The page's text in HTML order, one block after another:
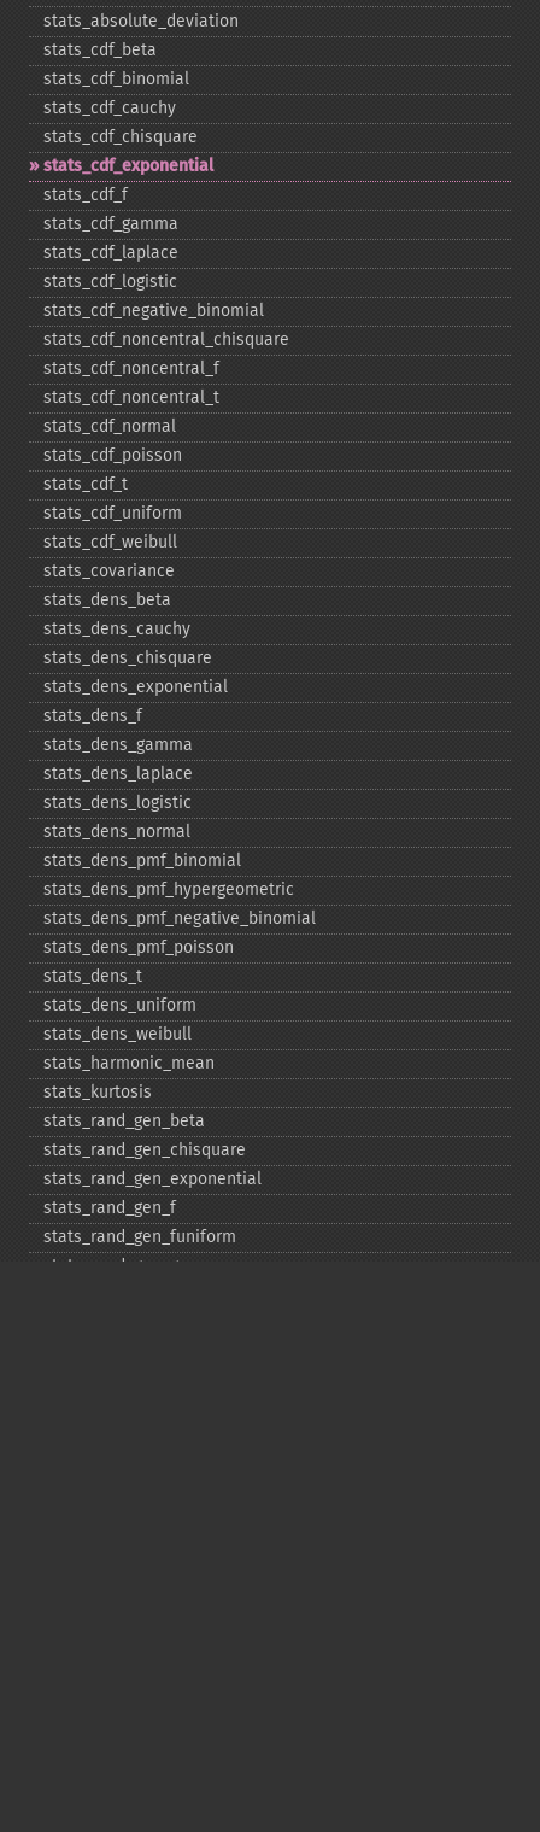
stats_​absolute_​deviation
stats_​cdf_​beta
stats_​cdf_​binomial
stats_​cdf_​cauchy
stats_​cdf_​chisquare
stats_​cdf_​exponential
stats_​cdf_​f
stats_​cdf_​gamma
stats_​cdf_​laplace
stats_​cdf_​logistic
stats_​cdf_​negative_​binomial
stats_​cdf_​noncentral_​chisquare
stats_​cdf_​noncentral_​f
stats_​cdf_​noncentral_​t
stats_​cdf_​normal
stats_​cdf_​poisson
stats_​cdf_​t
stats_​cdf_​uniform
stats_​cdf_​weibull
stats_​covariance
stats_​dens_​beta
stats_​dens_​cauchy
stats_​dens_​chisquare
stats_​dens_​exponential
stats_​dens_​f
stats_​dens_​gamma
stats_​dens_​laplace
stats_​dens_​logistic
stats_​dens_​normal
stats_​dens_​pmf_​binomial
stats_​dens_​pmf_​hypergeometric
stats_​dens_​pmf_​negative_​binomial
stats_​dens_​pmf_​poisson
stats_​dens_​t
stats_​dens_​uniform
stats_​dens_​weibull
stats_​harmonic_​mean
stats_​kurtosis
stats_​rand_​gen_​beta
stats_​rand_​gen_​chisquare
stats_​rand_​gen_​exponential
stats_​rand_​gen_​f
stats_​rand_​gen_​funiform
stats_​rand_​gen_​gamma